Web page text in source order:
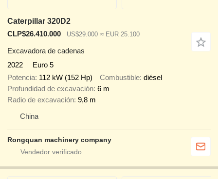
Caterpillar 320D2
CLP$26.410.000
US$29.000 ≈ EUR 25.100
Excavadora de cadenas
2022
Euro 5
Potencia 112 kW (152 Hp) Combustible diésel
Profundidad de excavación 6 m
Radio de excavación 9,8 m
China
Rongquan machinery company